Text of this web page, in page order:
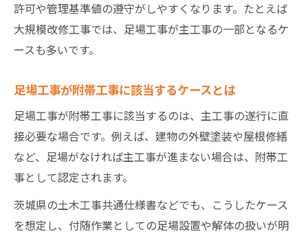
許可や管理基準値の遵守がしやすくなります。たとえば
大規模改修工事では、足場工事が主工事の一部となるケ
ースも多いです。
足場工事が附帯工事に該当するケースとは
足場工事が附帯工事に該当するのは、主工事の遂行に直
接必要な場合です。例えば、建物の外壁塗装や屋根修繕
など、足場がなければ主工事が進まない場合は、附帯工
事として認定されます。
茨城県の土木工事共通仕様書などでも、こうしたケース
を想定し、付随作業としての足場設置や解体の扱いが明